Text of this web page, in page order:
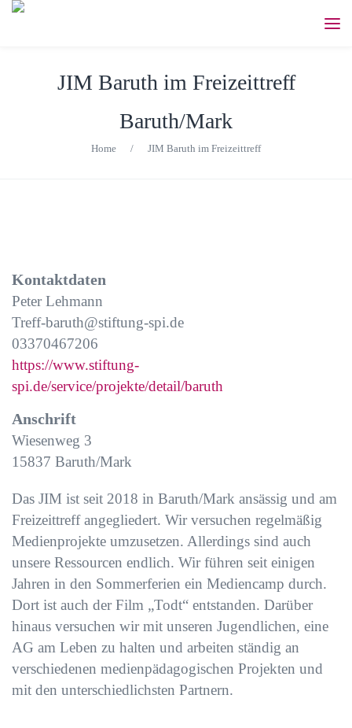
JIM Baruth im Freizeittreff
Baruth/Mark
Home / JIM Baruth im Freizeittreff
Kontaktdaten
Peter Lehmann
Treff-baruth@stiftung-spi.de
03370467206
https://www.stiftung-
spi.de/service/projekte/detail/baruth
Anschrift
Wiesenweg 3
15837 Baruth/Mark
Das JIM ist seit 2018 in Baruth/Mark ansässig und am
Freizeittreff angegliedert. Wir versuchen regelmäßig
Medienprojekte umzusetzen. Allerdings sind auch
unsere Ressourcen endlich. Wir führen seit einigen
Jahren in den Sommerferien ein Mediencamp durch.
Dort ist auch der Film „Todt“ entstanden. Darüber
hinaus versuchen wir mit unseren Jugendlichen, eine
AG am Leben zu halten und arbeiten ständig an
verschiedenen medienpädagogischen Projekten und
mit den unterschiedlichsten Partnern.